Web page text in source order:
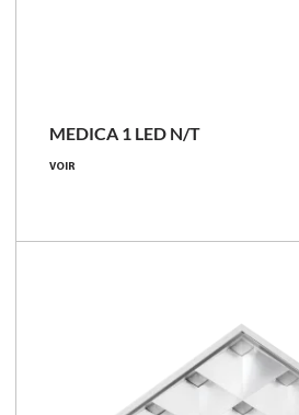
MEDICA 1 LED N/T
VOIR
39 - 58 [W]
91 - 100 [lm/W]
Comparer les familles